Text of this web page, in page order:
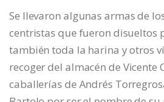
Se llevaron algunas armas de
centristas que fueron disueltos
también toda la harina y otros
recoger del almacén de Vicente
caballerías de Andrés